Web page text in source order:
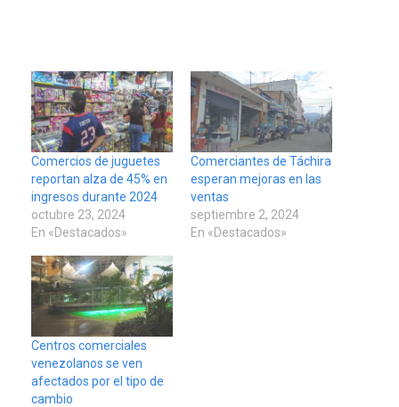
Comercios de juguetes
reportan alza de 45% en
ingresos durante 2024
octubre 23, 2024
En «Destacados»
Comerciantes de Táchira
esperan mejoras en las
ventas
septiembre 2, 2024
En «Destacados»
Centros comerciales
venezolanos se ven
afectados por el tipo de
cambio